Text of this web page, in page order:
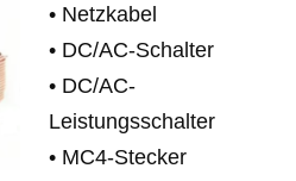
• Netzkabel
• DC/AC-Schalter
• DC/AC-
Leistungsschalter
• MC4-Stecker